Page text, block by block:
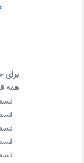
برای
همه